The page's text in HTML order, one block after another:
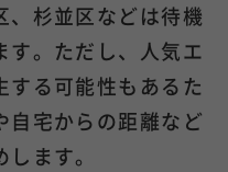
、杉並区などは待機
す。ただし、人気エ
する可能性もあるた
自宅からの距離など
ます。